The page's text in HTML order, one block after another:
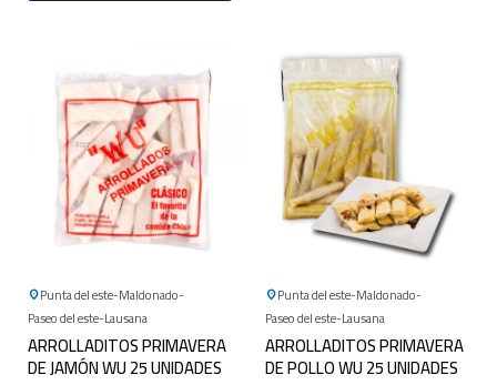
Punta del este Maldonado
Paseo del este Lausana
ARROLLADITOS PRIMAVERA
DE JAMÓN WU 25 UNIDADES
Punta del este Maldonado
Paseo del este Lausana
ARROLLADITOS PRIMAVERA
DE POLLO WU 25 UNIDADES